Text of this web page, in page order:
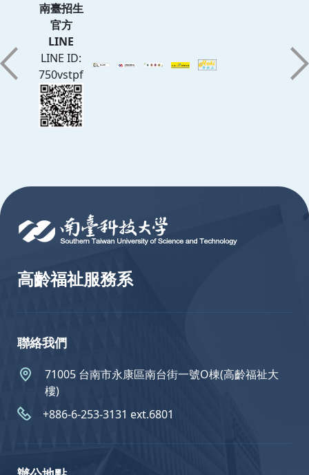
南臺招生
官方
LINE
LINE ID:
750vstpf
高齡福祉服務系
聯絡我們
71005 台南市永康區南台街一號O棟(高齡福祉大
樓)
+886-6-253-3131 ext.6801